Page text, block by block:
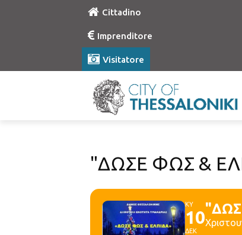
Cittadino
Imprenditore
Visitatore
"ΔΩΣΕ ΦΩΣ &
ΚΥ
10
ΔΕΚ